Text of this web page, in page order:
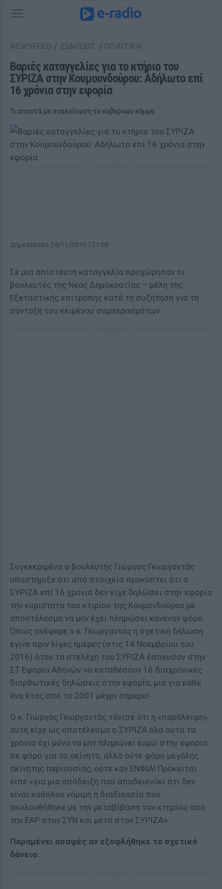
Βαριές καταγγελίες για το κτήριο του
ΣΥΡΙΖΑ στην Κουμουνδούρου: Αδήλωτο επί
16 χρόνια στην εφορία
Τι απαντά με ανακοίνωση το κυβερνών κόμμα
Δημοσίευση 24/11/2016 | 21:08
Σε μια απίστευτη καταγγελία προχώρησαν οι
βουλευτές της Νέας Δημοκρατίας – μέλη της
Εξεταστικής επιτροπής κατά τη συζήτηση για τη
σύνταξη του κειμένου συμπερασμάτων.
Συγκεκριμένα ο βουλευτής Γιώργος Γεωργαντάς
υποστήριξε ότι από στοιχεία προκύπτει ότι ο
ΣΥΡΙΖΑ επί 16 χρόνια δεν είχε δηλώσει στην εφορία
την κυριότητα του κτιρίου της Κουμονδούρου με
αποοτέλεσμα να μην έχει πληρώσει κανέναν φόρο.
Όπως ανέφερε ο κ. Γεωργαντάς η σχετική δήλωση
έγινε πριν λίγες ημέρες (στις 14 Νοεμβρίου του
2016) όταν τα στελέχη του ΣΥΡΙΖΑ έσπευσαν στην
ΣΤ Εφορία Αθηνών να καταθέσουν 16 διαχρονικές
διορθωτικές δηλώσεις στην εφορία, μια για κάθε
ένα έτος από το 2001 μέχρι σήμερα!
Ο κ. Γιώργος Γεωργαντάς τόνισε ότι η «παράλειψη»
αυτή είχε ως αποτέλεσμα ο ΣΥΡΙΖΑ όλα αυτά τα
χρόνια όχι μόνο να μην πληρώνει ευρώ στην εφορία
σε φόρο για το ακίνητο, αλλά ούτε φόρο μεγάλης
ακίνητης περιουσίας, ούτε καν ΕΝΦΙΑ! Πρόκειται
είπε «για μια απόδειξη που αποδεικνύει ότι δεν
είναι καθόλου νόμιμη η διαδικασία που
ακολουθήθηκε με την μεταβίβαση του κτηρίου από
την ΕΑΡ στον ΣΥΝ και μετά στον ΣΥΡΙΖΑ».
Παραμένει ασαφές αν εξοφλήθηκε το σχετικό
δάνειο.